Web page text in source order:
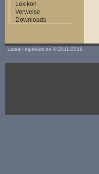
Lexikon
Verweise
Downloads
Latein-Imperium.de © 2011-2019